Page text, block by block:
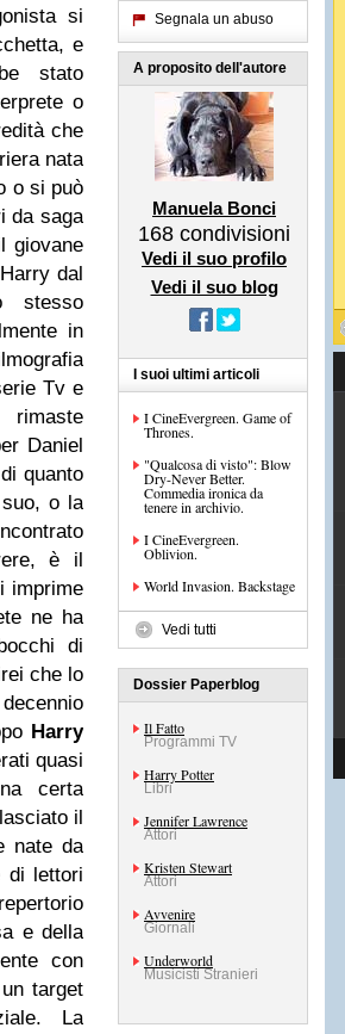
si
e
stato
o
che
nata
o si può
da saga
giovane
dal
stesso
in
Tv e
rimaste
Daniel
quanto
o la
è il
imprime
ne ha
di
che lo
Harry
quasi
certa
il
nate da
di lettori
e della
con
target
La
Segnala un abuso
A proposito dell'autore
Manuela Bonci
168 condivisioni
Vedi il suo profilo
Vedi il suo blog
I suoi ultimi articoli
I CineEvergreen. Game of
Thrones.
"Qualcosa di visto": Blow
Dry-Never Better.
Commedia ironica da
tenere in archivio.
I CineEvergreen.
Oblivion.
World Invasion. Backstage
Vedi tutti
Dossier Paperblog
Il Fatto
Programmi TV
Harry Potter
Libri
Jennifer Lawrence
Attori
Kristen Stewart
Attori
Avvenire
Giornali
Underworld
Musicisti Stranieri